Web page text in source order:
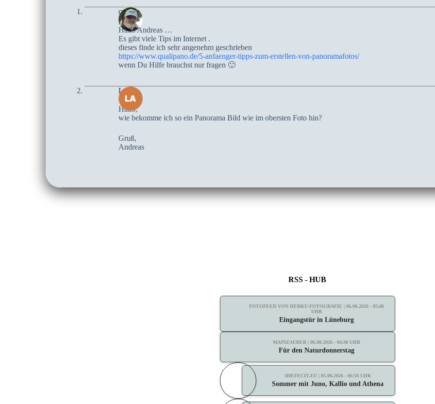
czoczo
Hallo Andreas …
Es gibt viele Tips im Internet .
dieses finde ich sehr angenehm geschrieben
https://www.qualipano.de/5-anfaenger-tipps-zum-erstellen-von-panoramafotos/
wenn Du Hilfe brauchst nur fragen 🙂
Lani
Hallo,
wie bekomme ich so ein Panorama Bild wie im obersten Foto hin?
Gruß,
Andreas
RSS - HUB
FOTOFEED VON HERKU-FOTOGRAFIE | 06.08.2026 - 05:46
UHR
Eingangstür in Lüneburg
MAINZAUBER | 06.08.2026 - 04:30 UHR
Für den Naturdonnerstag
3HEFECIT.EU | 05.08.2026 - 06:18 UHR
Sommer mit Juno, Kallio und Athena